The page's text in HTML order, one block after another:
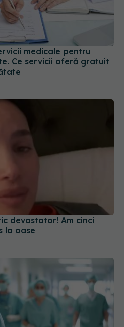
medicale pentru
Ce servicii oferă gratuit
devastator! Am cinci
la oase